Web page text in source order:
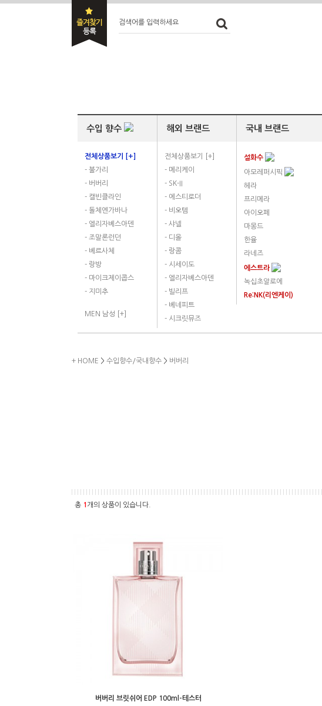
검색어를 입력하세요
수입 향수
전체상품보기 [+]
- 불가리
- 버버리
- 캘빈클라인
- 돌체엔가바나
- 엘리자베스아덴
- 조말론런던
- 베르사체
- 랑방
- 마이크제이콥스
- 지미추
MEN 남성 [+]
해외 브랜드
전체상품보기 [+]
- 메리케이
- SK-II
- 에스티로더
- 비오템
- 샤넬
- 디올
- 랑콤
- 시세이도
- 엘리자베스아덴
- 빌리프
- 베네피트
- 시크릿뮤즈
국내 브랜드
설화수
아모레퍼시픽
헤라
프리메라
아이오페
마몽드
한율
라네즈
에스트라
녹십초알로에
Re:NK(리엔케이)
+ HOME > 수입향수/국내향수 > 버버리
총 1 개의 상품이 있습니다.
버버리 브릿쉬어 EDP 100ml-테스터